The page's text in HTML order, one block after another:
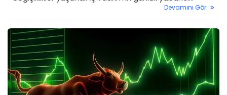
oranları raporuna göre, bazı hisselere yoğun yabancı
ilgisi devam ederken, bazı hisselerden ise kalıcı çıkışlar
gözlendi.
Devamını Gör